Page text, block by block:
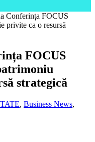
Conferința FOCUS
privite ca o resursă
FOCUS
strategică
, Business News,